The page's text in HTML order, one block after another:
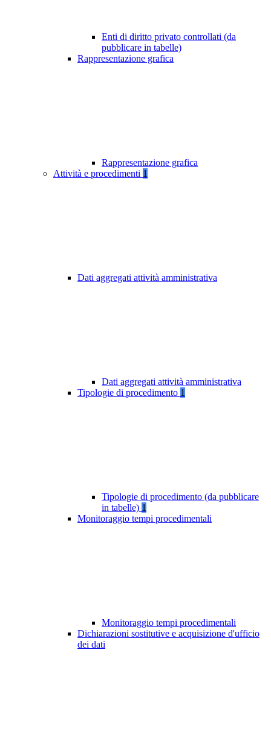
Enti di diritto privato controllati (da
pubblicare in tabelle)
Rappresentazione grafica
Rappresentazione grafica
Attività e procedimenti 1
Dati aggregati attività amministrativa
Dati aggregati attività amministrativa
Tipologie di procedimento 1
Tipologie di procedimento (da pubblicare
in tabelle) 1
Monitoraggio tempi procedimentali
Monitoraggio tempi procedimentali
Dichiarazioni sostitutive e acquisizione d'ufficio
dei dati